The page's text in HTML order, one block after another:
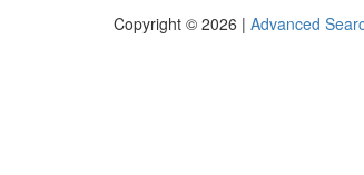
Copyright © 2026 | Advanced